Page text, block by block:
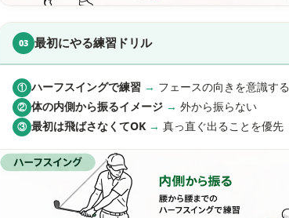
03 最初にやる練習ドリル
① ハーフスイングで練習 → フェースの向きを意識する
② 体の内側から振るイメージ → 外から振らない
③ 最初は飛ばさなくてOK → 真っ直ぐ出ることを優先